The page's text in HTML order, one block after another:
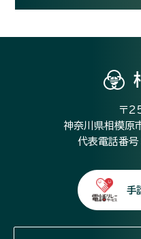
〒
神奈川県相模
代表電話番
手